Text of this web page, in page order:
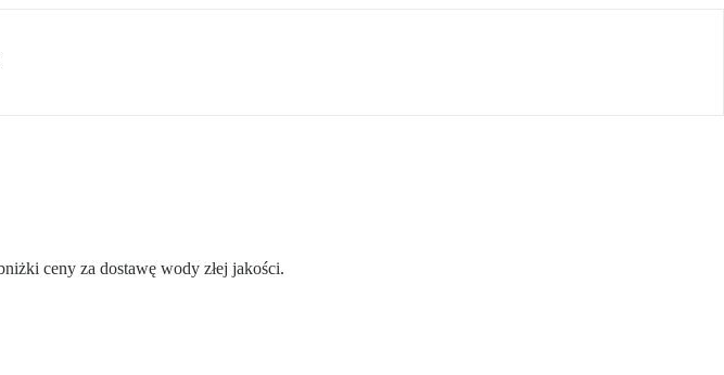
ceny za dostawę wody złej jakości.